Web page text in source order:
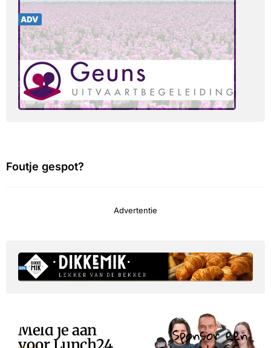
Foutje gespot?
Advertentie
Meld je aan Sponsor een